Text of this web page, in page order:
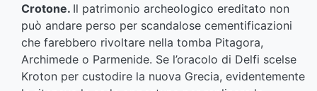
Crotone. Il patrimonio archeologico ereditato non
può andare perso per scandalose cementificazioni
che farebbero rivoltare nella tomba Pitagora,
Archimede o Parmenide. Se l’oracolo di Delfi scelse
Kroton per custodire la nuova Grecia, evidentemente